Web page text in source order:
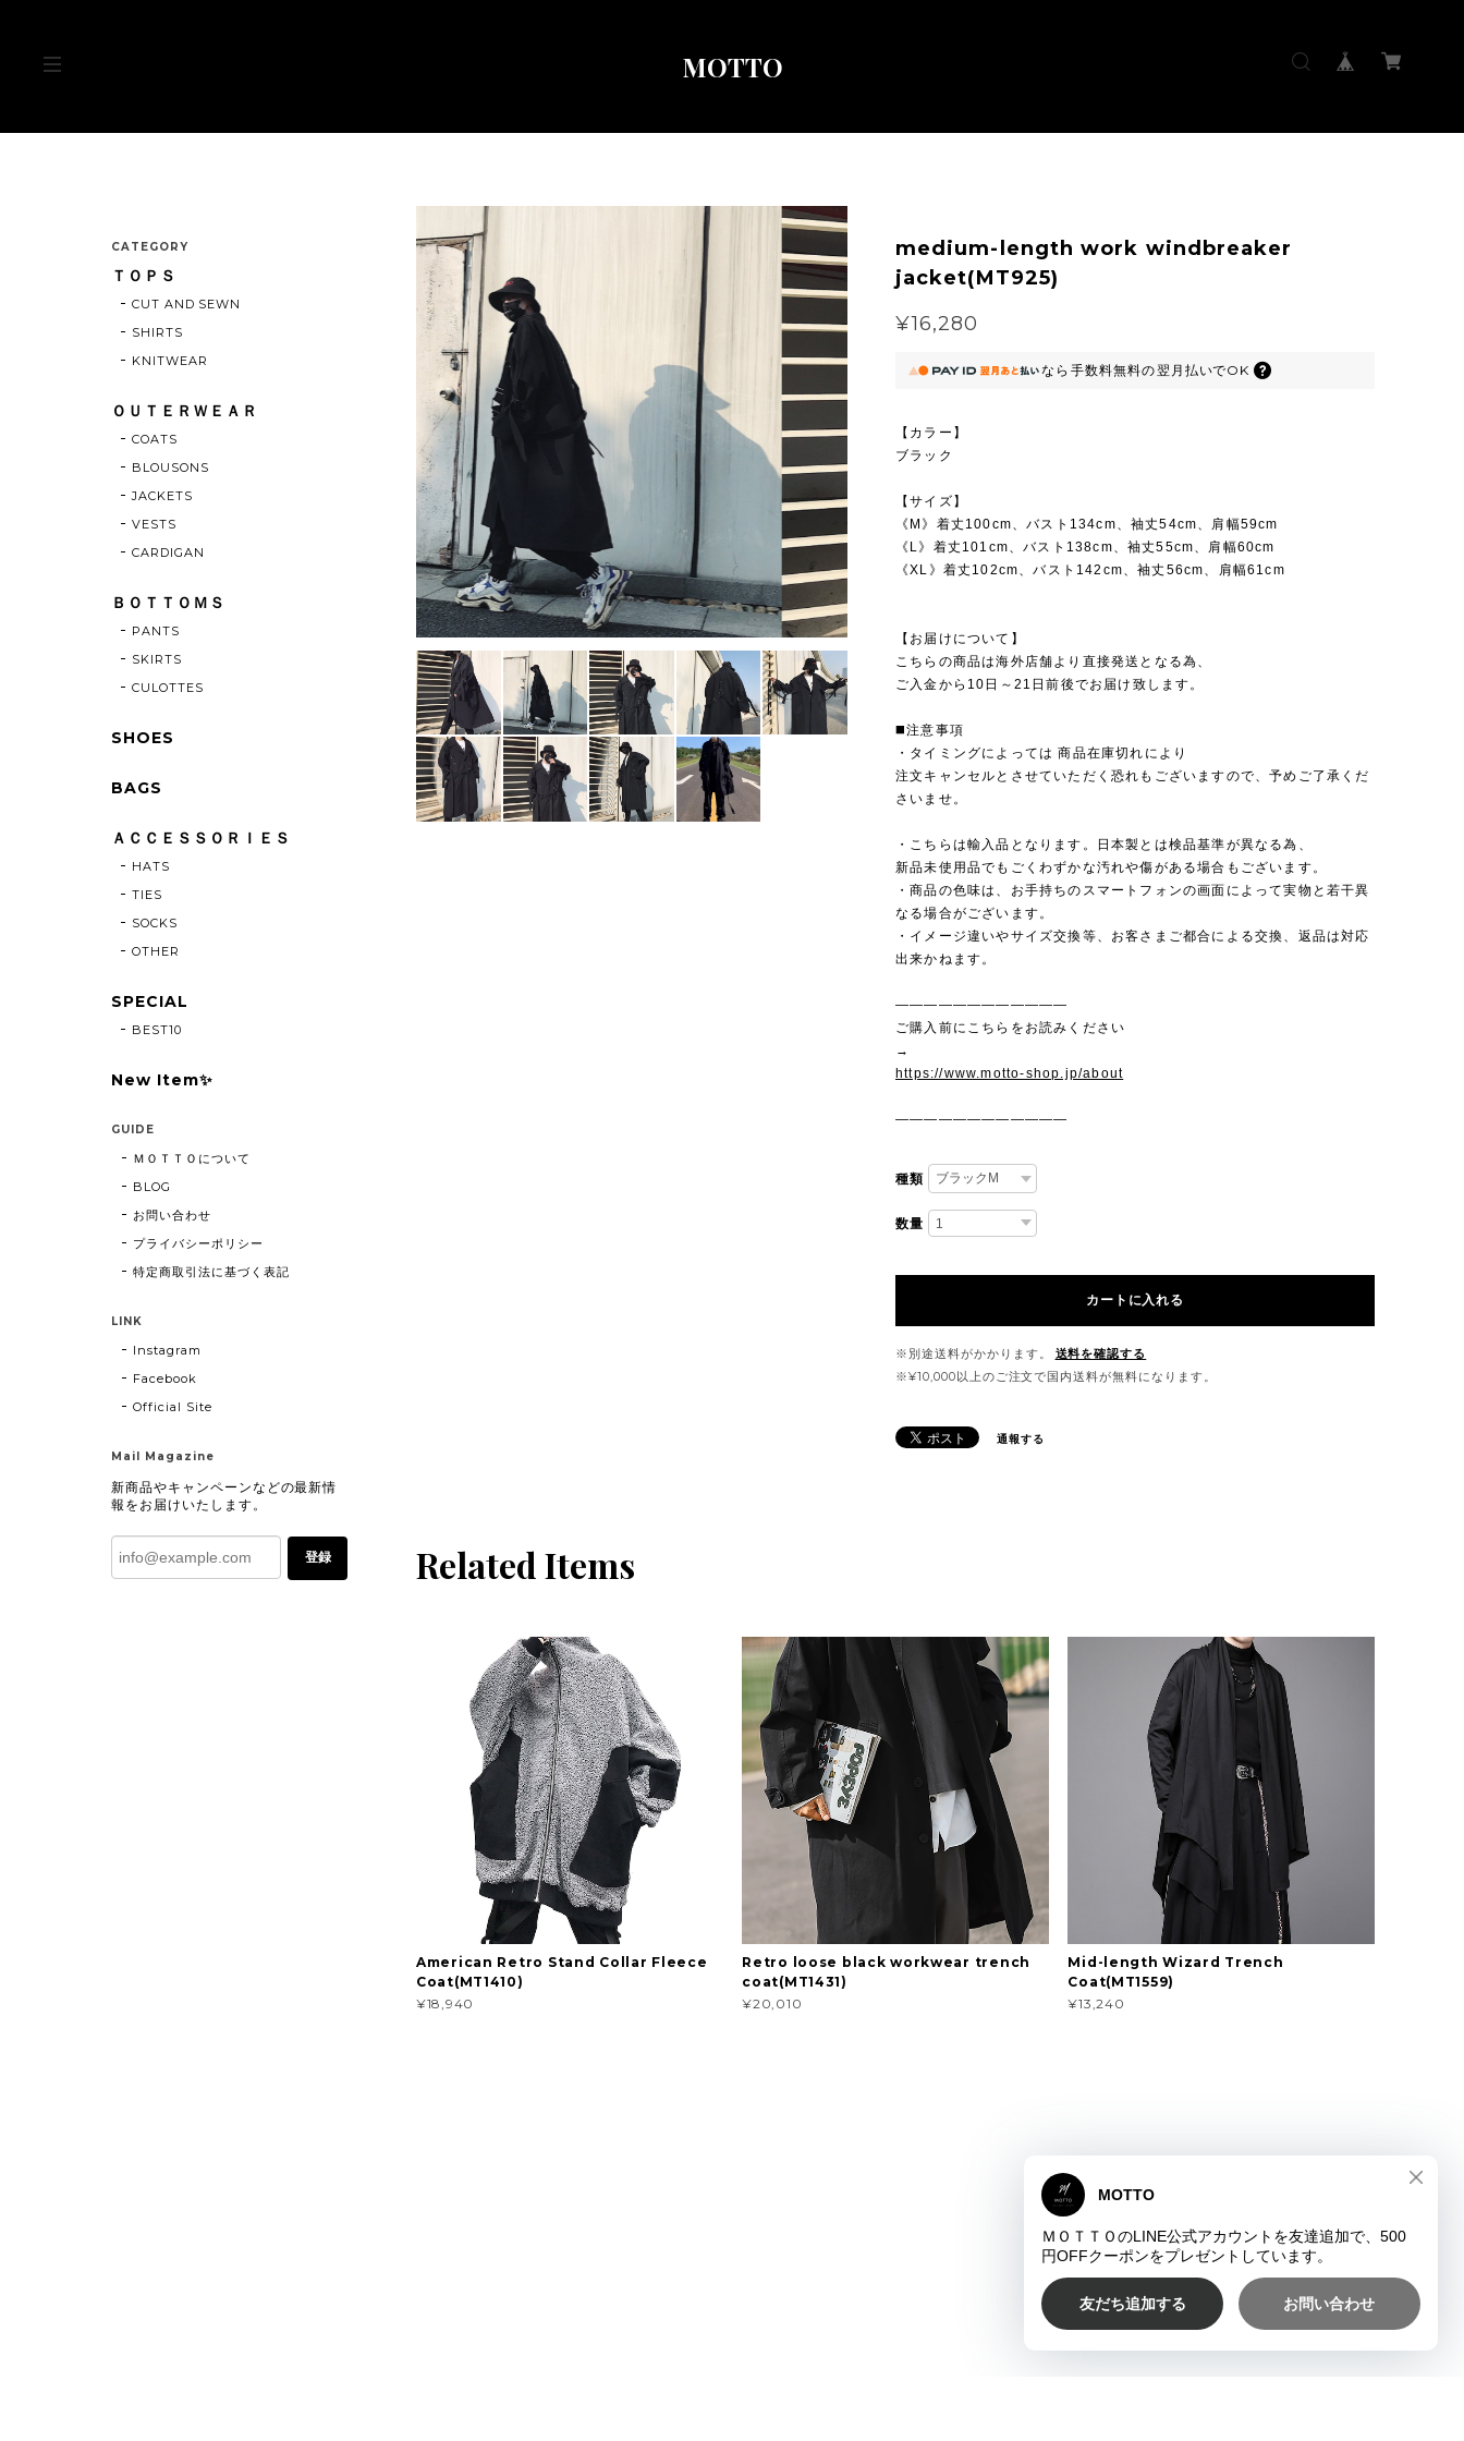
MOTTO
medium-length work windbreaker
jacket(MT925)
¥16,280
なら 手数料無料の翌月払いでOK
【カラー】
ブラック
【サイズ】
《M》着丈100cm、バスト134cm、袖丈54cm、肩幅59cm
《L》着丈101cm、バスト138cm、袖丈55cm、肩幅60cm
《XL》着丈102cm、バスト142cm、袖丈56cm、肩幅61cm
【お届けについて】
こちらの商品は海外店舗より直接発送となる為、
ご入金から10日～21日前後でお届け致します。
◼️注意事項
・タイミングによっては 商品在庫切れにより
注文キャンセルとさせていただく恐れもございますので、予めご了承くだ
さいませ。
・こちらは輸入品となります。日本製とは検品基準が異なる為、
新品未使用品でもごくわずかな汚れや傷がある場合もございます。
・商品の色味は、お手持ちのスマートフォンの画面によって実物と若干異
なる場合がございます。
・イメージ違いやサイズ交換等、お客さまご都合による交換、返品は対応
出来かねます。
————————————
ご購入前にこちらをお読みください
→
https://www.motto-shop.jp/about
————————————
種類
数量
カートに入れる
※別途送料がかかります。
送料を確認する
※¥10,000以上のご注文で国内送料が無料になります。
通報する
Related Items
American Retro Stand Collar Fleece
Coat(MT1410)
¥18,940
Retro loose black workwear trench
coat(MT1431)
¥20,010
Mid-length Wizard Trench
Coat(MT1559)
¥13,240
CATEGORY
ＴＯＰＳ
CUT AND SEWN
SHIRTS
KNITWEAR
ＯＵＴＥＲＷＥＡＲ
COATS
BLOUSONS
JACKETS
VESTS
CARDIGAN
ＢＯＴＴＯＭＳ
PANTS
SKIRTS
CULOTTES
SHOES
BAGS
ＡＣＣＥＳＳＯＲＩＥＳ
HATS
TIES
SOCKS
OTHER
SPECIAL
BEST10
New Item✨
GUIDE
ＭＯＴＴＯについて
BLOG
お問い合わせ
プライバシーポリシー
特定商取引法に基づく表記
LINK
Instagram
Facebook
Official Site
Mail Magazine
新商品やキャンペーンなどの最新情
報をお届けいたします。
登録